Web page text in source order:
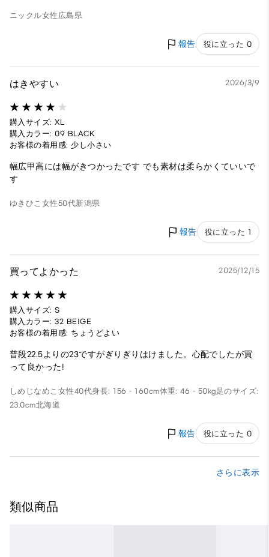
ニックル女性 広島県
報告 役に立った 0
はきやすい 2026/3/9
購入サイズ: XL
購入カラー: 09 BLACK
お客様の着用感: 少し小さい
幅広甲高には幅がきつかったです でも素材は柔らかくていいで
す
ゆきひこ 女性50代新潟県
報告 役に立った 1
買ってよかった 2025/12/15
購入サイズ: S
購入カラー: 32 BEIGE
お客様の着用感: ちょうどよい
普段22.5よりの23ですがぎりぎりはけました。心配でしたが買
って良かった!
しめじなめこ 女性40代身長: 156 - 160cm体重: 46 - 50kg足のサイズ:
23.0cm北海道
報告 役に立った 0
さらに表示
類似商品